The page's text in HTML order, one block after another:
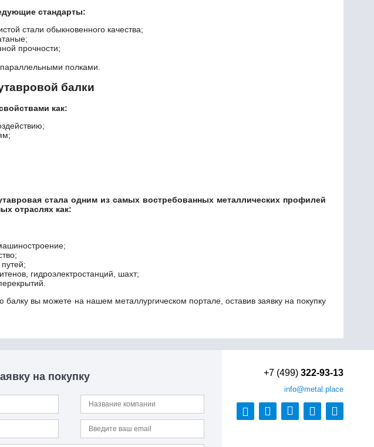
стандарты:
стали обыкновенного качества;
прочности;
полками.
балки
как:
стала одним из самых востребованных металлических профилей
отраслях как:
гидроэлектростанций, шахт;
балку вы можете на нашем металлургическом портале, оставив заявку на покупку
на покупку +7 (499) 322-93-13
info@metal.place